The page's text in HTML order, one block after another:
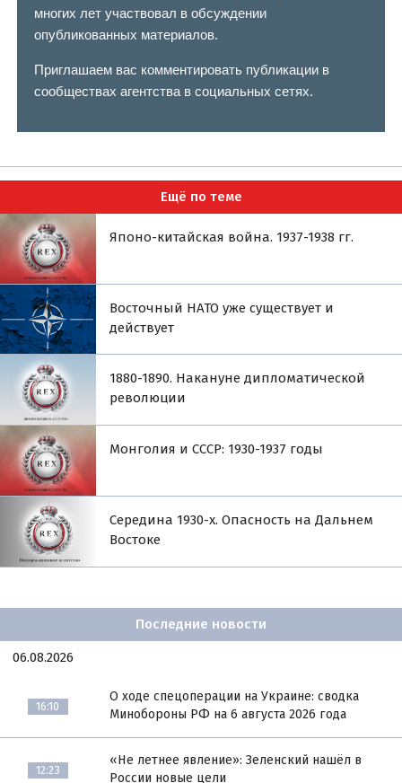
многих лет участвовал в обсуждении
опубликованных материалов.
Приглашаем вас комментировать публикации в
сообществах агентства в социальных сетях.
Ещё по теме
Японо-китайская война. 1937-1938 гг.
Восточный НАТО уже существует и
действует
1880-1890. Накануне дипломатической
революции
Монголия и СССР: 1930-1937 годы
Середина 1930-х. Опасность на Дальнем
Востоке
Последние новости
06.08.2026
16:10
О ходе спецоперации на Украине: сводка
Минобороны РФ на 6 августа 2026 года
12:23
«Не летнее явление»: Зеленский нашёл в
России новые цели